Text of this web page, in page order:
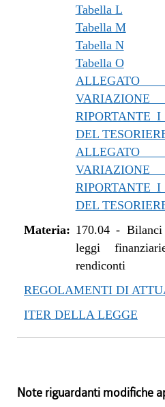
Tabella L
Tabella M
Tabella N
Tabella O
RIPORTANTE
DEL
RIPORTANTE
DEL
Materia: 170.04-
leggi
rendiconti
REGOLAMENTI DI
ITER DELLA LEGGE
Note riguardanti modifiche